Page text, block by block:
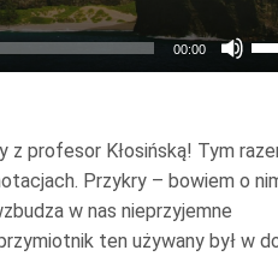
00:00
z profesor Kłosińską! Tym
Przykry – bowiem o
w nas nieprzyjemne
ten używany był w